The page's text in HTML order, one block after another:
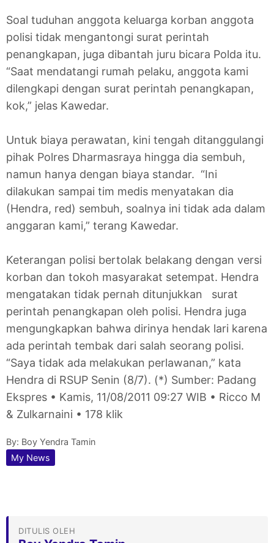
Soal tuduhan anggota keluarga korban anggota
polisi tidak mengantongi surat perintah
penangkapan, juga dibantah juru bicara Polda itu.
“Saat mendatangi rumah pelaku, anggota kami
dilengkapi dengan surat perintah penangkapan,
kok,” jelas Kawedar.
Untuk biaya perawatan, kini tengah ditanggulangi
pihak Polres Dharmasraya hingga dia sembuh,
namun hanya dengan biaya standar. “Ini
dilakukan sampai tim medis menyatakan dia
(Hendra, red) sembuh, soalnya ini tidak ada dalam
anggaran kami,” terang Kawedar.
Keterangan polisi bertolak belakang dengan versi
korban dan tokoh masyarakat setempat. Hendra
mengatakan tidak pernah ditunjukkan surat
perintah penangkapan oleh polisi. Hendra juga
mengungkapkan bahwa dirinya hendak lari karena
ada perintah tembak dari salah seorang polisi.
“Saya tidak ada melakukan perlawanan,” kata
Hendra di RSUP Senin (8/7). (*) Sumber: Padang
Ekspres • Kamis, 11/08/2011 09:27 WIB • Ricco M
& Zulkarnaini • 178 klik
By: Boy Yendra Tamin
My News
DITULIS OLEH